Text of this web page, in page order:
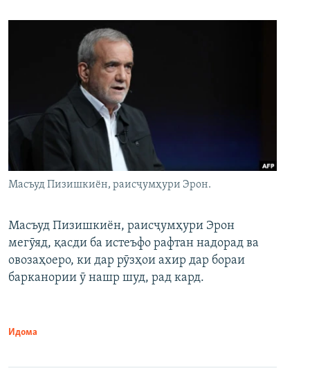
Масъуд Пизишкиён, раисҷумҳури Эрон.
Масъуд Пизишкиён, раисҷумҳури Эрон
мегӯяд, қасди ба истеъфо рафтан надорад ва
овозаҳоеро, ки дар рӯзҳои ахир дар бораи
барканории ӯ нашр шуд, рад кард.
Идома